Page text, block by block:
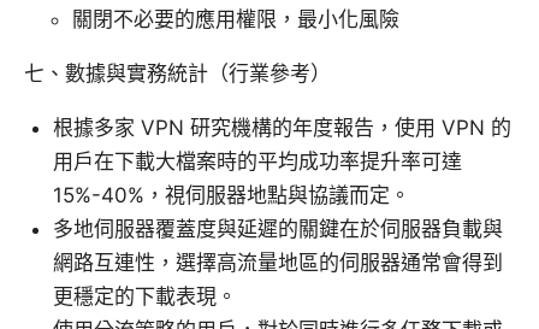
關閉不必要的應用權限，最小化風險
七、數據與實務統計（行業參考）
根據多家 VPN 研究機構的年度報告，使用 VPN 的
用戶在下載大檔案時的平均成功率提升率可達
15%-40%，視伺服器地點與協議而定。
多地伺服器覆蓋度與延遲的關鍵在於伺服器負載與
網路互連性，選擇高流量地區的伺服器通常會得到
更穩定的下載表現。